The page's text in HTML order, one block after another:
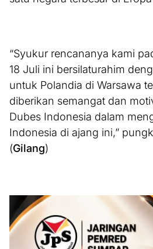
“Syukur rencananya kami
18 Juli ini bersilaturahim
untuk Polandia di Warsawa
diberikan semangat dan
Dubes Indonesia dalam
Indonesia di ajang ini,”
(Gilang)